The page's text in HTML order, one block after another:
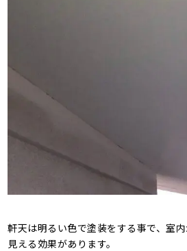
軒天は明るい色で塗装をする事で、室
見える効果があります。